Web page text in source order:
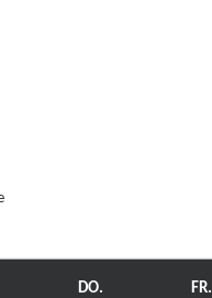
DO. DONNERSTAGFR.